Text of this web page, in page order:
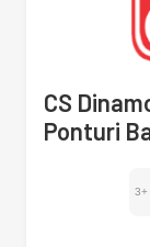
CS
Ponturi
3+